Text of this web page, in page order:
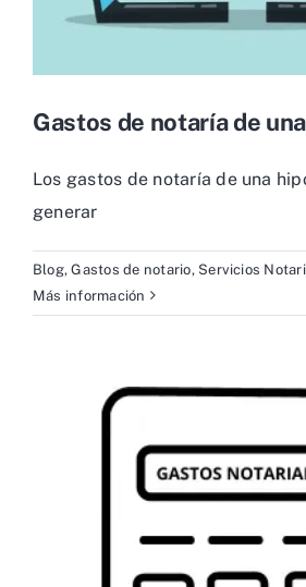
Gastos de notaría de
Los gastos de notaría de una
generar
Blog,Gastos de notario, Servicios
Más información